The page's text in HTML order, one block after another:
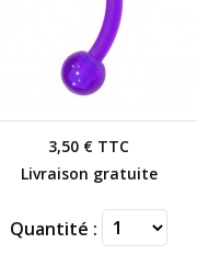
3,50 € TTC
Livraison gratuite
Quantité :